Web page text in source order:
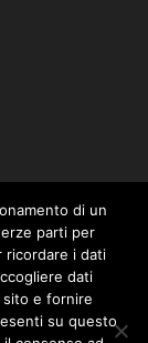
di un
parti per
ricordare i dati
dati
e fornire
su questo